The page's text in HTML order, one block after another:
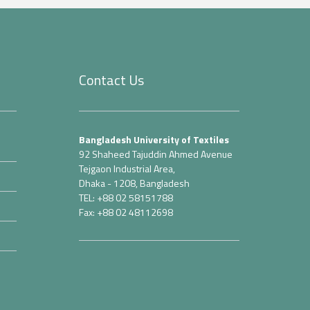
Contact Us
Bangladesh University of Textiles
92 Shaheed Tajuddin Ahmed Avenue
Tejgaon Industrial Area,
Dhaka - 1208, Bangladesh
TEL: +88 02 58151788
Fax: +88 02 48112698